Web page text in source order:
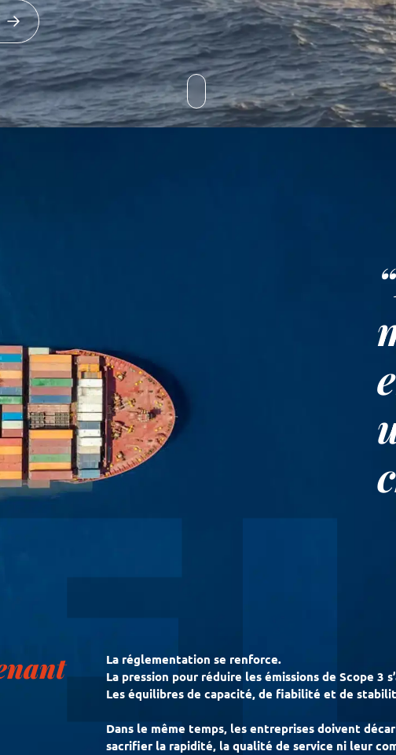
La réglementation se renforce.
La pression pour réduire les émissions de Scope 3
Les équilibres de capacité, de fiabilité et de
Dans le même temps, les entreprises doivent
sacrifier la rapidité, la qualité de service ni leur